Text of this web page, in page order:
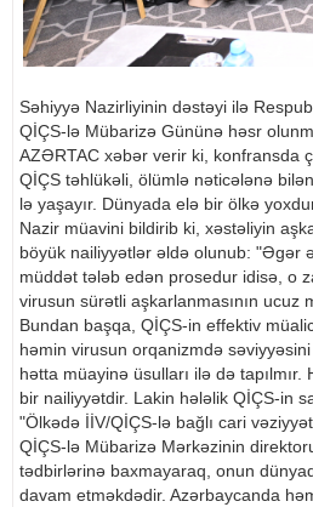
Səhiyyə Nazirliyinin dəstəyi ilə
QİÇS-lə Mübarizə Gününə həsr
AZƏRTAC xəbər verir ki, konfransda
QİÇS təhlükəli, ölümlə nəticələnə
lə yaşayır. Dünyada elə bir ölkə
Nazir müavini bildirib ki, xəstəliyin
böyük nailiyyətlər əldə olunub: "Əgər
müddət tələb edən prosedur idisə, o
virusun sürətli aşkarlanmasının ucuz
Bundan başqa, QİÇS-in effektiv
həmin virusun orqanizmdə
hətta müayinə üsulları ilə də
bir nailiyyətdir. Lakin hələlik QİÇS-in
"Ölkədə İİV/QİÇS-lə bağlı cari
QİÇS-lə Mübarizə Mərkəzinin
tədbirlərinə baxmayaraq, onun
davam etməkdədir. Azərbaycanda